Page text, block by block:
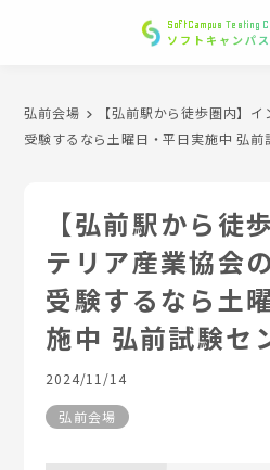
SoftCampus Testing
ソフトキャンパ
弘前会場
【弘前駅から徒歩圏内】
受験するなら土曜日・平日実施中 弘前
【弘前駅から徒
テリア産業協会
受験するなら土
施中 弘前試験セ
2024/11/14
弘前会場